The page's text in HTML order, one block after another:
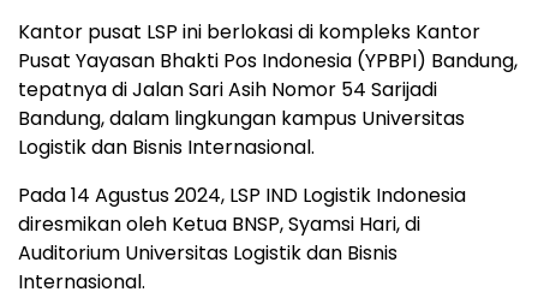
Kantor pusat LSP ini berlokasi di kompleks Kantor
Pusat Yayasan Bhakti Pos Indonesia (YPBPI) Bandung,
tepatnya di Jalan Sari Asih Nomor 54 Sarijadi
Bandung, dalam lingkungan kampus Universitas
Logistik dan Bisnis Internasional.
Pada 14 Agustus 2024, LSP IND Logistik Indonesia
diresmikan oleh Ketua BNSP, Syamsi Hari, di
Auditorium Universitas Logistik dan Bisnis
Internasional.